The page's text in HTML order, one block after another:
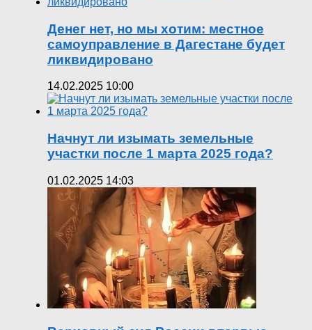
Денег нет, но мы хотим: местное
самоуправление в Дагестане будет
ликвидировано
14.02.2025 10:00
Начнут ли изымать земельные
участки после 1 марта 2025 года?
01.02.2025 14:03